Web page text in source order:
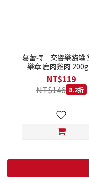
葛蕾特｜交響樂貓罐
樂章 鹿肉雞肉 200g
GranataPet 200克 主
無穀罐 無膠罐 主食貓
罐
NT$119
NT$146 8.2折